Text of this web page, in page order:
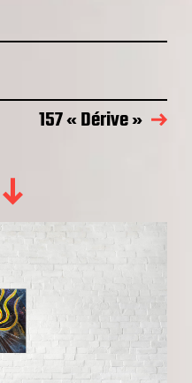
157 « Dérive »